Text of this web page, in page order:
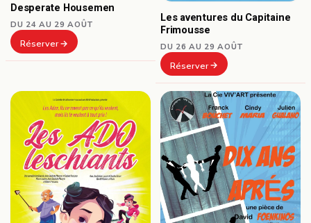
Desperate Housemen
DU 24 AU 29 AOÛT
Réserver
Les aventures du Capitaine
Frimousse
DU 26 AU 29 AOÛT
Réserver